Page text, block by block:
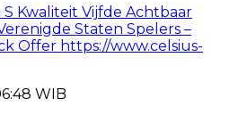
Kwaliteit Vijfde Achtbaar
Staten Spelers –
Offer https://www.celsius-
WIB